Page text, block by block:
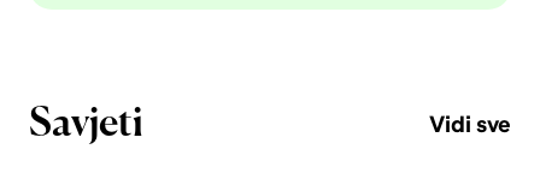
Savjeti Vidi sve